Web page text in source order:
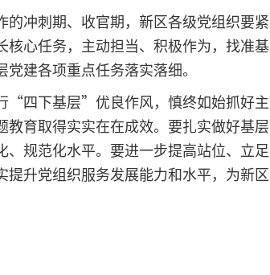
的冲刺期、收官期，新区各级党组织要
心任务，主动担当、积极作为，找准
建各项重点任务落实落细。
“四下基层”优良作风，慎终如始抓好
教育取得实实在在成效。要扎实做好
、规范化水平。要进一步提高站位、立
升党组织服务发展能力和水平，为新